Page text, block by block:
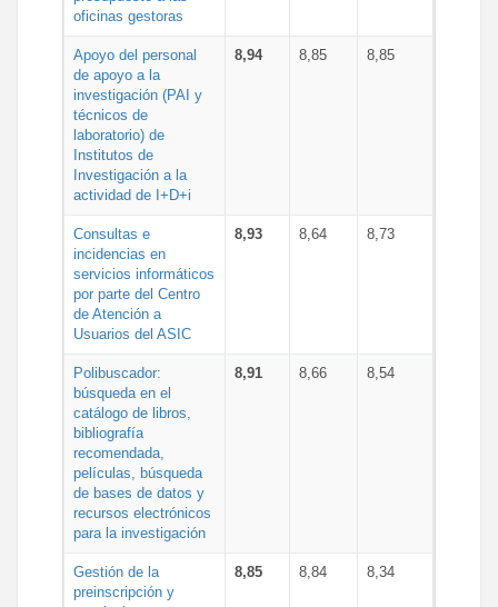
oficinas gestoras
Apoyo del personal
de apoyo a la
investigación (PAI y
técnicos de
laboratorio) de
Institutos de
Investigación a la
actividad de I+D+i
8,94 8,85 8,85
Consultas e
incidencias en
servicios informáticos
por parte del Centro
de Atención a
Usuarios del ASIC
8,93 8,64 8,73
Polibuscador:
búsqueda en el
catálogo de libros,
bibliografía
recomendada,
películas, búsqueda
de bases de datos y
recursos electrónicos
para la investigación
8,91 8,66 8,54
Gestión de la
preinscripción y
8,85 8,84 8,34